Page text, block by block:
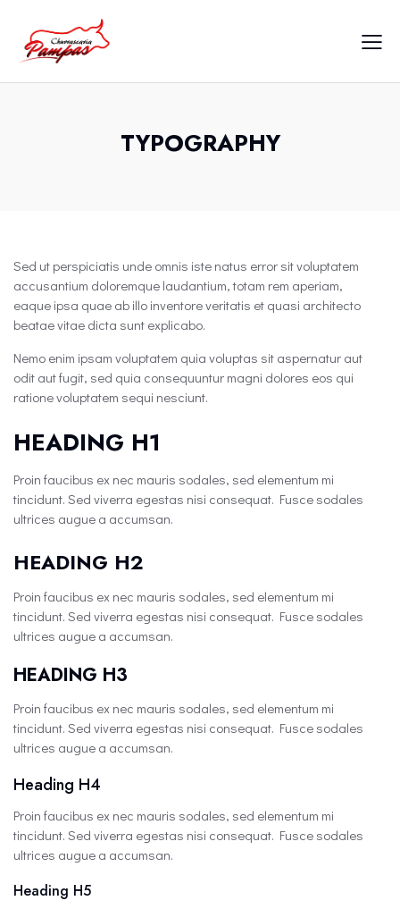
TYPOGRAPHY
Sed ut perspiciatis unde omnis iste natus error sit voluptatem
accusantium doloremque laudantium, totam rem aperiam,
eaque ipsa quae ab illo inventore veritatis et quasi architecto
beatae vitae dicta sunt explicabo.
Nemo enim ipsam voluptatem quia voluptas sit aspernatur aut
odit aut fugit, sed quia consequuntur magni dolores eos qui
ratione voluptatem sequi nesciunt.
HEADING H1
Proin faucibus ex nec mauris sodales, sed elementum mi
tincidunt. Sed viverra egestas nisi consequat. Fusce sodales
ultrices augue a accumsan.
HEADING H2
Proin faucibus ex nec mauris sodales, sed elementum mi
tincidunt. Sed viverra egestas nisi consequat. Fusce sodales
ultrices augue a accumsan.
HEADING H3
Proin faucibus ex nec mauris sodales, sed elementum mi
tincidunt. Sed viverra egestas nisi consequat. Fusce sodales
ultrices augue a accumsan.
Heading H4
Proin faucibus ex nec mauris sodales, sed elementum mi
tincidunt. Sed viverra egestas nisi consequat. Fusce sodales
ultrices augue a accumsan.
Heading H5